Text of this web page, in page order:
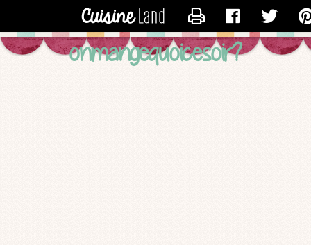
onmangequoicesoir?
CONTACTER LOGSTE